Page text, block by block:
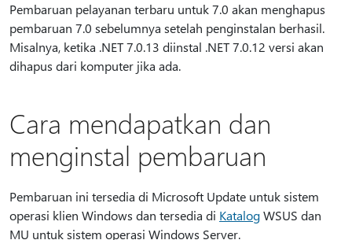
Pembaruan pelayanan terbaru untuk 7.0 akan menghapus
pembaruan 7.0 sebelumnya setelah penginstalan berhasil.
Misalnya, ketika .NET 7.0.13 diinstal .NET 7.0.12 versi akan
dihapus dari komputer jika ada.
Cara mendapatkan dan
menginstal pembaruan
Pembaruan ini tersedia di Microsoft Update untuk sistem
operasi klien Windows dan tersedia di KatalogWSUS dan
MU untuk sistem operasi Windows Server.